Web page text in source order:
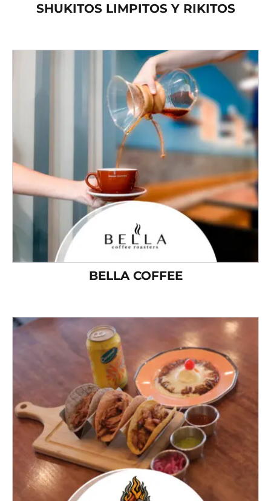
SHUKITOS LIMPITOS Y RIKITOS
BELLA COFFEE